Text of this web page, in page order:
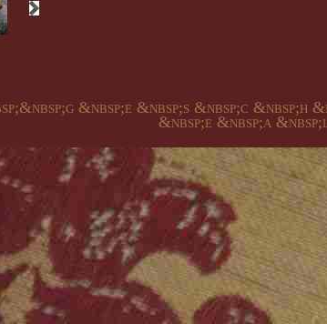
&nbsp;e &nbsp;s &nbsp;c &nbsp;h
&nbsp;e &nbsp;a